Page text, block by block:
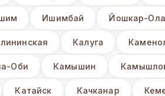
Ишимбай Йошкар-Ола
Калуга
Оби Камышин
Катайск Качканар